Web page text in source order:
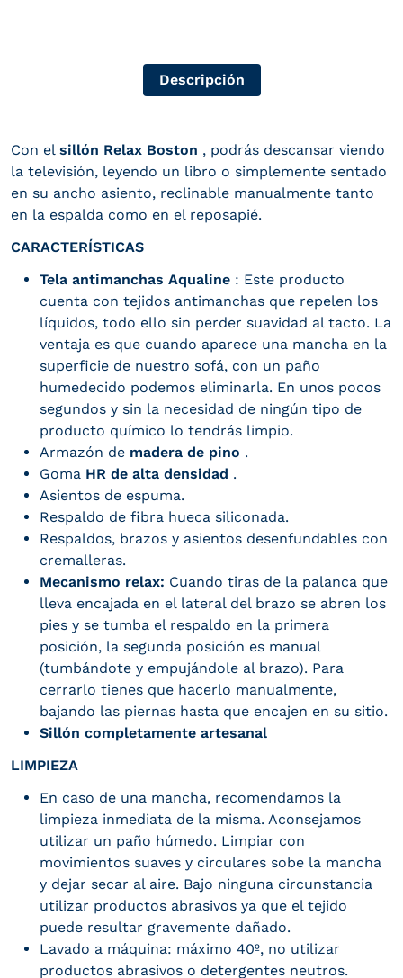
Descripción
Con el sillón Relax Boston , podrás descansar viendo
la televisión, leyendo un libro o simplemente sentado
en su ancho asiento, reclinable manualmente tanto
en la espalda como en el reposapié.
CARACTERÍSTICAS
Tela antimanchas Aqualine : Este producto
cuenta con tejidos antimanchas que repelen los
líquidos, todo ello sin perder suavidad al tacto. La
ventaja es que cuando aparece una mancha en la
superficie de nuestro sofá, con un paño
humedecido podemos eliminarla. En unos pocos
segundos y sin la necesidad de ningún tipo de
producto químico lo tendrás limpio.
Armazón de madera de pino .
Goma HR de alta densidad .
Asientos de espuma.
Respaldo de fibra hueca siliconada.
Respaldos, brazos y asientos desenfundables con
cremalleras.
Mecanismo relax: Cuando tiras de la palanca que
lleva encajada en el lateral del brazo se abren los
pies y se tumba el respaldo en la primera
posición, la segunda posición es manual
(tumbándote y empujándole al brazo). Para
cerrarlo tienes que hacerlo manualmente,
bajando las piernas hasta que encajen en su sitio.
Sillón completamente artesanal
LIMPIEZA
En caso de una mancha, recomendamos la
limpieza inmediata de la misma. Aconsejamos
utilizar un paño húmedo. Limpiar con
movimientos suaves y circulares sobe la mancha
y dejar secar al aire. Bajo ninguna circunstancia
utilizar productos abrasivos ya que el tejido
puede resultar gravemente dañado.
Lavado a máquina: máximo 40º, no utilizar
productos abrasivos o detergentes neutros.